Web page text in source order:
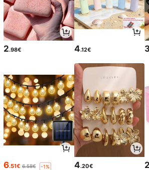
2.98€ 4.12€
6.51€ 6.58€ -1% 4.20€